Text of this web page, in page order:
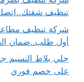
تنظيف شقتك..اتصل
أول طلب..ضمان الجودة100%على
على خصم فوري